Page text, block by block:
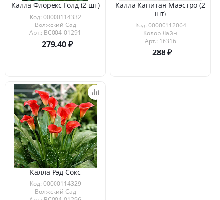
Калла Флорекс Голд (2 шт)
Код: 00000114332
Волжский Сад
Арт.: ВС004-01291
279.40
Калла Капитан Маэстро (2
шт)
Код: 00000112064
Колор Лайн
Арт.: 16316
288
Калла Рэд Сокс
Код: 00000114329
Волжский Сад